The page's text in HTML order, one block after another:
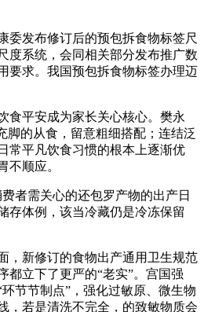
发布修订后的预包拆食物标签尺
度系统，会同相关部分发布推广数
要求。我国预包拆食物标签办理迈
平安成为家长关心核心。樊永
脚的从食，留意粗细搭配；连结泛
常平凡饮食习惯的根本上逐渐优
不顺应。
需关心的还包罗产物的出产日
存体例，该当冷藏仍是冷冻保留
新修订的食物出产通用卫生规范
都立下了更严的“老实”。宫国强
节节制点”，强化过敏原、微生物
，若是清洗不完全，的致敏物质会